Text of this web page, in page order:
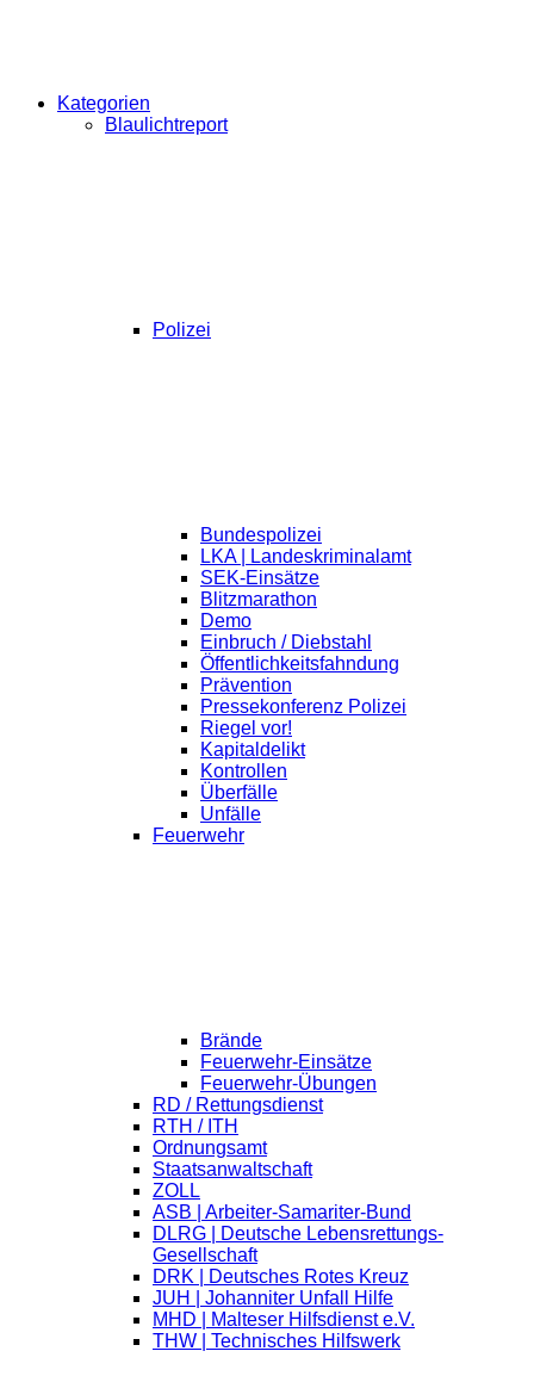
Kategorien
Blaulichtreport
Polizei
Bundespolizei
LKA | Landeskriminalamt
SEK-Einsätze
Blitzmarathon
Demo
Einbruch / Diebstahl
Öffentlichkeitsfahndung
Prävention
Pressekonferenz Polizei
Riegel vor!
Kapitaldelikt
Kontrollen
Überfälle
Unfälle
Feuerwehr
Brände
Feuerwehr-Einsätze
Feuerwehr-Übungen
RD / Rettungsdienst
RTH / ITH
Ordnungsamt
Staatsanwaltschaft
ZOLL
ASB | Arbeiter-Samariter-Bund
DLRG | Deutsche Lebensrettungs-
Gesellschaft
DRK | Deutsches Rotes Kreuz
JUH | Johanniter Unfall Hilfe
MHD | Malteser Hilfsdienst e.V.
THW | Technisches Hilfswerk